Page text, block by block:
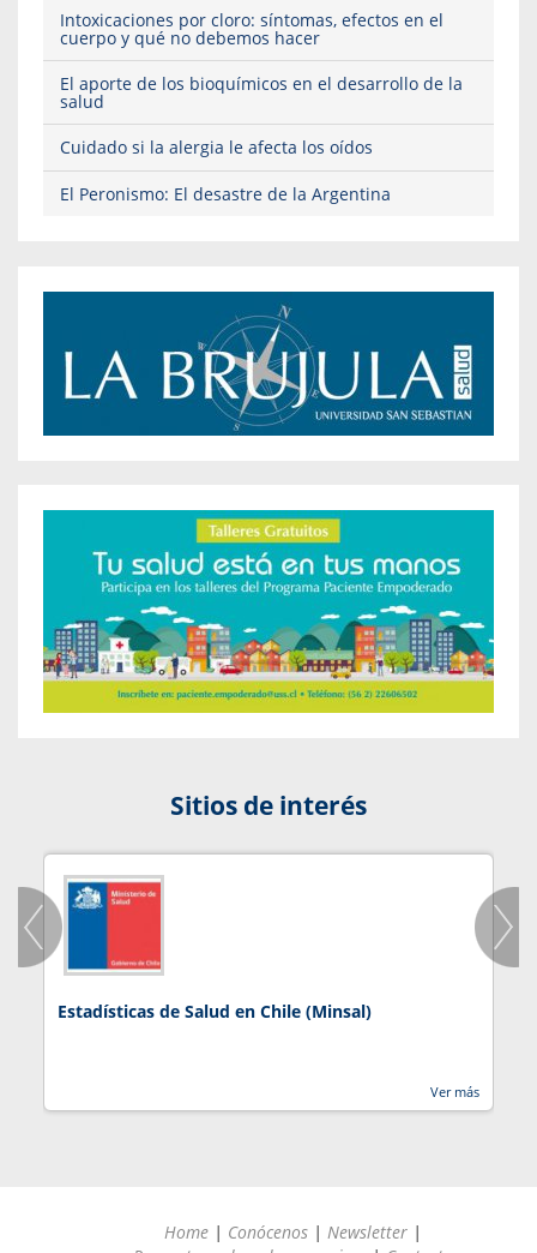
Intoxicaciones por cloro: síntomas, efectos en el
cuerpo y qué no debemos hacer
El aporte de los bioquímicos en el desarrollo de la
salud
Cuidado si la alergia le afecta los oídos
El Peronismo: El desastre de la Argentina
Sitios de interés
Estadísticas de Salud en Chile (Minsal)
Ver más
Home | Conócenos | Newsletter |